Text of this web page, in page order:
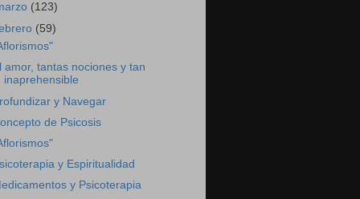
(123)
(59)
amor, tantas nociones y tan
inaprehensible
y Navegar
de Psicosis
y Espiritualidad
y Psicoterapia